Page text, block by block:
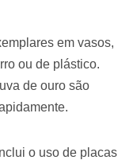
em vasos,
ou de plástico.
de ouro são
o uso de placas